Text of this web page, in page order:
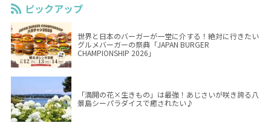
ピックアップ
世界と日本のバーガーが一堂に介する！絶対に行きたい
グルメバーガーの祭典「JAPAN BURGER
CHAMPIONSHIP 2026」
「満開の花×生きもの」は最強！あじさいが咲き誇る八
景島シーパラダイスで癒されたい♪